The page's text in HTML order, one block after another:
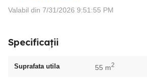
Valabil din 7/31/2026 9:51:55 PM
Specificații
Suprafata utila 55 m2